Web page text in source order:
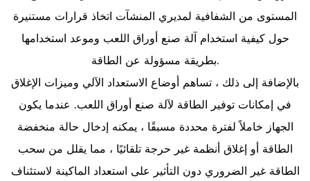
المستوى من الشفافية لمديري المنشآت اتخاذ قرارات مستنيرة
حول كيفية استخدام آلة صنع أوراق اللعب وموعد استخدامها
بطريقة مسؤولة عن الطاقة.
بالإضافة إلى ذلك ، تساهم أوضاع الاستعداد الآلي وميزات الإغلاق
في إمكانات توفير الطاقة لآلة صنع أوراق اللعب. عندما يكون
الجهاز خاملاً لفترة محددة مسبقًا ، يمكنه إدخال حالة منخفضة
الطاقة أو إغلاق أنظمة غير حرجة تلقائيًا ، مما يقلل من سحب
الطاقة غير الضروري دون التأثير على استعداد الماكينة لاستئناف